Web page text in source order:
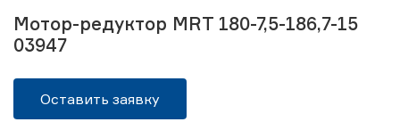
Мотор-редуктор MRT 180-7,5-186,7-15
03947
Оставить заявку